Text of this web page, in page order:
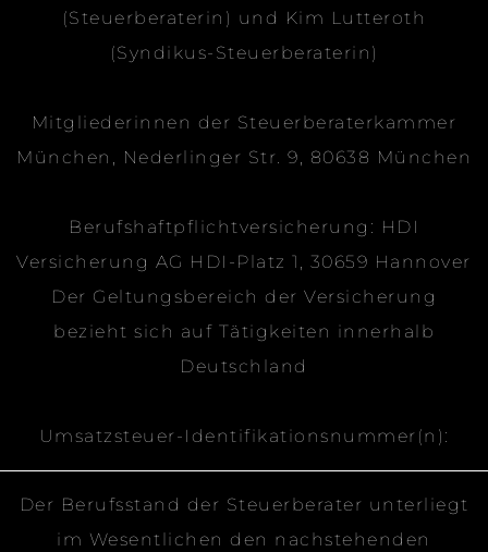
(Steuerberaterin) und Kim Lutteroth
(Syndikus-Steuerberaterin)
Mitgliederinnen der Steuerberaterkammer
München, Nederlinger Str. 9, 80638 München
Berufshaftpflichtversicherung: HDI
Versicherung AG HDI-Platz 1, 30659 Hannover
Der Geltungsbereich der Versicherung
bezieht sich auf Tätigkeiten innerhalb
Deutschland
Umsatzsteuer-Identifikationsnummer(n):
Der Berufsstand der Steuerberater unterliegt
im Wesentlichen den nachstehenden